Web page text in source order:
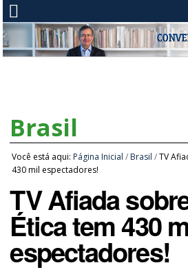
Brasil
Você está aqui: Página Inicial / Brasil /TV
430 mil espectadores!
TV Afiada
Ética tem 430
espectadores!